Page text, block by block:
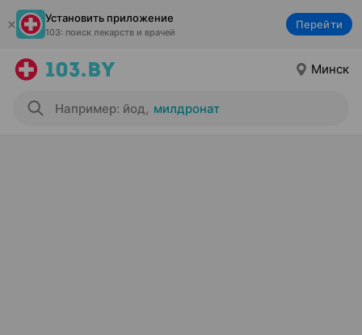
Установить приложение
103: поиск лекарств и врачей
Перейти
Минск
Например: йод, милдронат